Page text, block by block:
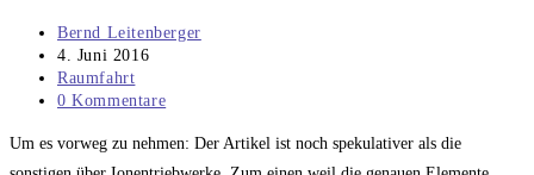
Beitrags-
Autor:
Bernd Leitenberger
Beitrag
veröffentlicht:
4. Juni 2016
Beitrags-
Kategorie:
Raumfahrt
Beitrags-
0 Kommentare
Um es vorweg zu nehmen: Der Artikel ist noch spekulativer als die